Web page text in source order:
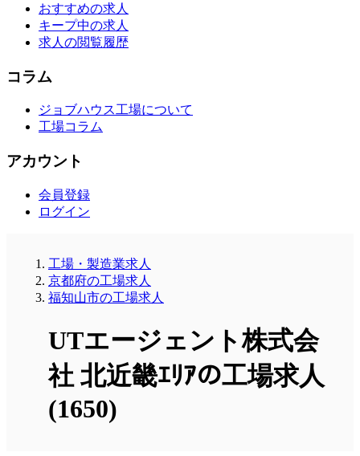
おすすめの求人
キープ中の求人
求人の閲覧履歴
コラム
ジョブハウス工場について
工場コラム
アカウント
会員登録
ログイン
工場・製造業求人
京都府の工場求人
福知山市の工場求人
UTエージェント株式会
社 北近畿ｴﾘｱの工場求人
(1650)